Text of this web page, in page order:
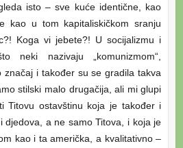
isto – sve kuće identične, kao
kao u tom kapitaliskičkom sranju
Koga vi jebete?! U socijalizmu i
neki nazivaju „komunizmom“,
značaj i također su se gradila takva
stilski malo drugačija, ali mi glupi
Titovu ostavštinu koja je također i
djedova, a ne samo Titova, i koja je
kao i ta američka, a kvalitativno –